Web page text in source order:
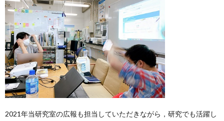
2021年当研究室の広報も担当していただきながら，研究でも活躍し